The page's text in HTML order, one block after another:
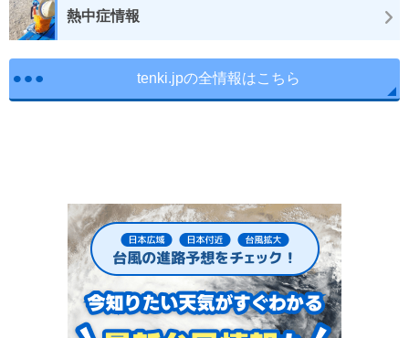
熱中症情報
tenki.jpの全情報はこちら